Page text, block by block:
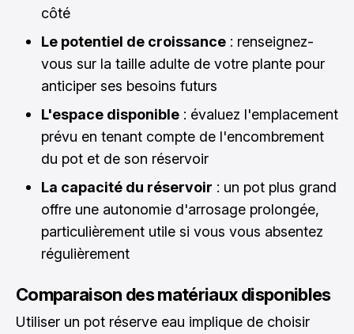
côté
Le potentiel de croissance : renseignez-
vous sur la taille adulte de votre plante pour
anticiper ses besoins futurs
L'espace disponible : évaluez l'emplacement
prévu en tenant compte de l'encombrement
du pot et de son réservoir
La capacité du réservoir : un pot plus grand
offre une autonomie d'arrosage prolongée,
particulièrement utile si vous vous absentez
régulièrement
Comparaison des matériaux disponibles
Utiliser un pot réserve eau implique de choisir